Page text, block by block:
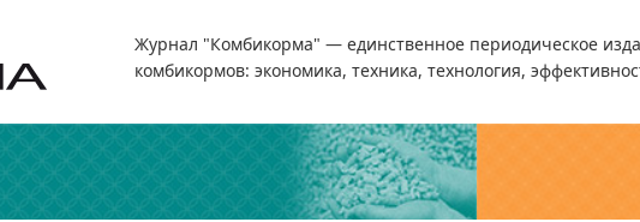
Журнал "Комбикорма" — единственное периодическое
комбикормов: экономика, техника, технология,